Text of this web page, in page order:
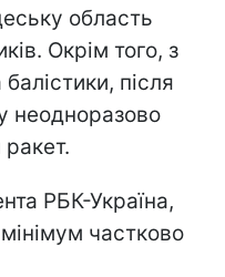
область
Окрім того, з
після
неодноразово
РБК-Україна,
мінімум частково